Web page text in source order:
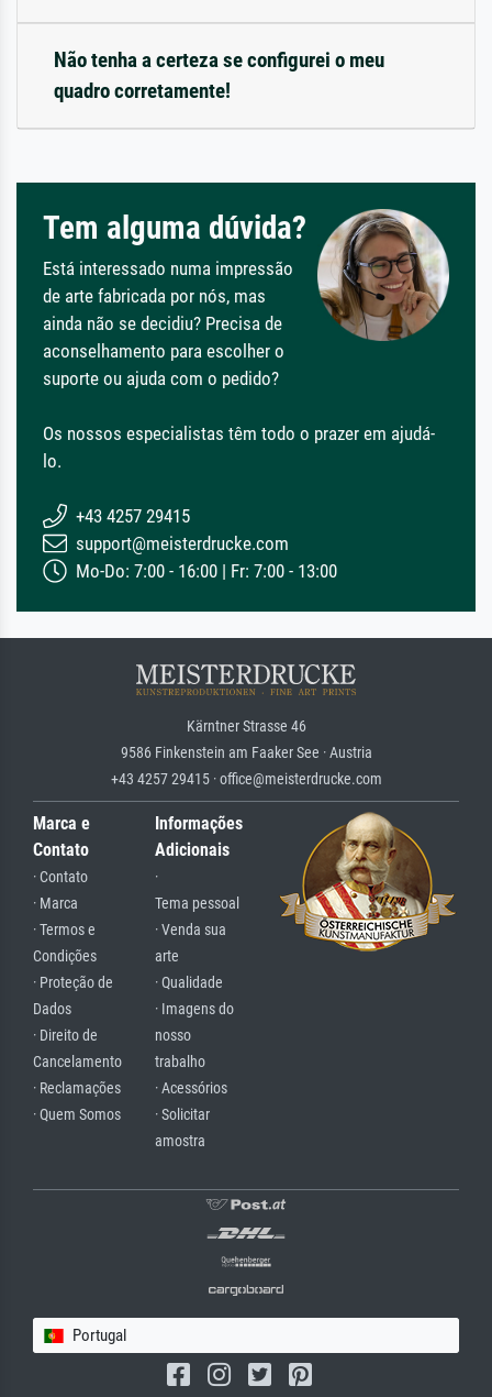
Não tenha a certeza se configurei o meu
quadro corretamente!
Tem alguma dúvida?
Está interessado numa impressão
de arte fabricada por nós, mas
ainda não se decidiu? Precisa de
aconselhamento para escolher o
suporte ou ajuda com o pedido?
Os nossos especialistas têm todo o prazer em ajudá-
lo.
+43 4257 29415
support@meisterdrucke.com
Mo-Do: 7:00 - 16:00 | Fr: 7:00 - 13:00
Kärntner Strasse 46
9586 Finkenstein am Faaker See · Austria
+43 4257 29415 · office@meisterdrucke.com
Marca e
Contato
· Contato
· Marca
· Termos e
Condições
· Proteção de
Dados
· Direito de
Cancelamento
· Reclamações
· Quem Somos
Informações
Adicionais
·
Tema pessoal
· Venda sua
arte
· Qualidade
· Imagens do
nosso
trabalho
· Acessórios
· Solicitar
amostra
Portugal